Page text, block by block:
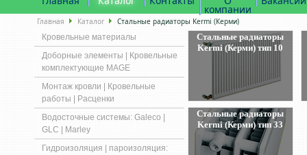
компании
Главная Каталог
Стальные радиаторы Kermi (Керми)
Кровельные материалы
Доборные элементы | Кровельные
комплектующие MAGE
Монтаж кровли | Кровельные
работы | Расценки
Водосточные системы: Galeco |
GLC | Marley
Гидроизоляция | пароизоляция:
Стальные радиаторы
Kermi (Керми) тип 10
Стальные радиаторы
Kermi (Керми) тип 33